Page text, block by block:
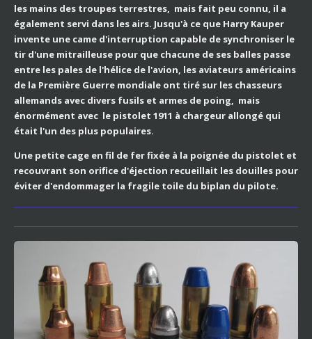
les mains des troupes terrestres, mais fait peu connu, il a
également servi dans les airs. Jusqu'à ce que Harry Kauper
invente une came d'interruption capable de synchroniser le
tir d'une mitrailleuse pour que chacune de ses balles passe
entre les pales de l'hélice de l'avion, les aviateurs américains
de la Première Guerre mondiale ont tiré sur les chasseurs
allemands avec divers fusils et armes de poing, mais
énormément avec le pistolet 1911 à chargeur allongé qui
était l'un des plus populaires.
Une petite cage en fil de fer fixée à la poignée du pistolet et
recouvrant son orifice d'éjection recueillait les douilles pour
éviter d'endommager la fragile toile du biplan du pilote.